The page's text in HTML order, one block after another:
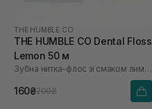
THE HUMBLE CO
THE HUMBLE CO Dental Floss
Lemon 50 м
Зубна нитка-флос зі смаком лимону
160₴200₴